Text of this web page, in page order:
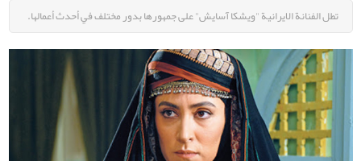
تطل الفنانة الايرانية "ويشكا آسايش" على جمهورها بدور مختلف في أحدث أعمالها.